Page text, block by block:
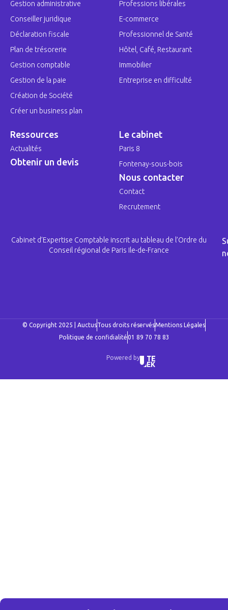
Gestion administrative
Conseiller juridique
Déclaration fiscale
Plan de trésorerie
Gestion comptable
Gestion de la paie
Création de Société
Créer un business plan
Professions libérales
E-commerce
Professionnel de Santé
Hôtel, Café, Restaurant
Immobilier
Entreprise en difficulté
Ressources
Actualités
Obtenir un devis
Le cabinet
Paris 8
Fontenay-sous-bois
Nous contacter
Contact
Recrutement
Cabinet d’Expertise Comptable inscrit au tableau de l’Ordre du
Conseil régional de Paris Ile-de-France
© Copyright 2025 | AuctusTous droits réservésMentions Légales
Politique de confidialité01 89 70 78 83
Powered by